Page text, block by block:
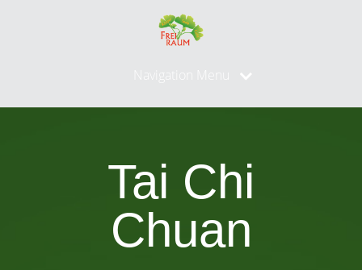
Navigation Menu
Tai Chi
Chuan